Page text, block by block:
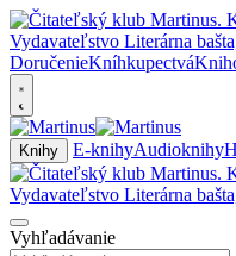
DoručenieKníhkupectvá
Knihy E-knihyAudioknihy
Vyhľadávanie